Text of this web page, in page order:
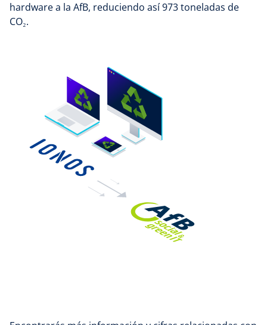
hardware a la AfB, reduciendo así 973 toneladas de
CO₂.